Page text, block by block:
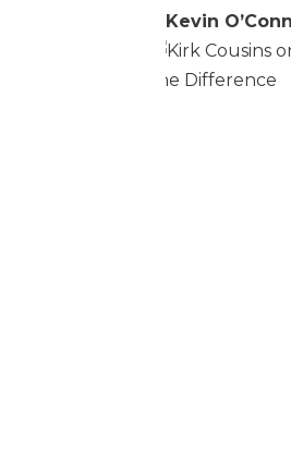
Kevin